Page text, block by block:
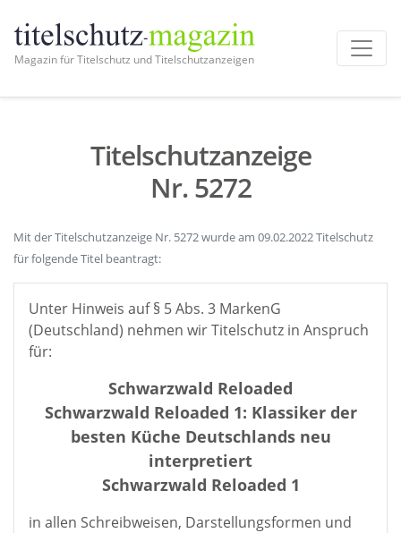
Magazin für Titelschutz und Titelschutzanzeigen
Titelschutzanzeige
Nr. 5272
Mit der Titelschutzanzeige Nr. 5272 wurde am 09.02.2022 Titelschutz
für folgende Titel beantragt:
Unter Hinweis auf § 5 Abs. 3 MarkenG
(Deutschland) nehmen wir Titelschutz in Anspruch
für:
Schwarzwald Reloaded
Schwarzwald Reloaded 1: Klassiker der
besten Küche Deutschlands neu
interpretiert
Schwarzwald Reloaded 1
in allen Schreibweisen, Darstellungsformen und